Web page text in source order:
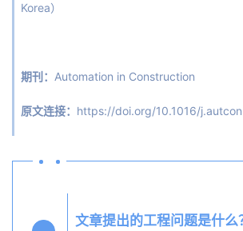
Korea）
期刊： Automation in Construction
原文连接： https://doi.org/10.1016/
文章提出的工程问题是什么